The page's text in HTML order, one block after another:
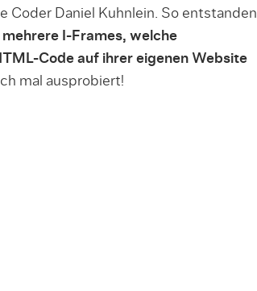
Coder Daniel Kuhnlein. So entstanden
mehrere I-Frames, welche
Code auf ihrer eigenen Website
mal ausprobiert!